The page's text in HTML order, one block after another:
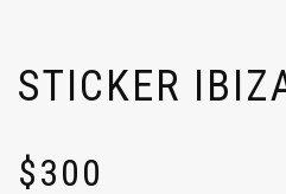
STICKER
$300